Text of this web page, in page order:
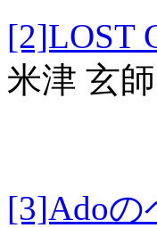
米津 玄